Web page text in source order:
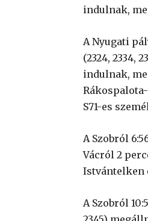
indulnak,
A Nyugati
(2324, 2334,
indulnak,
S71-es
A Szobról
Vácról 2
Istvántelken
A Szobról